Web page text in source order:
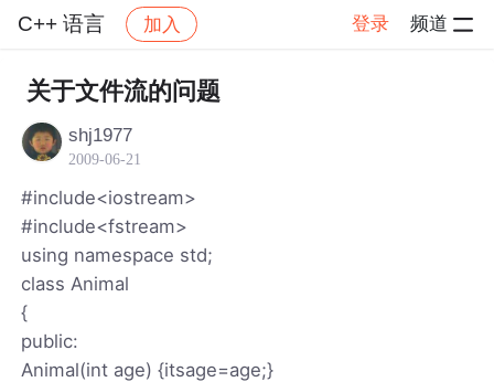
C++ 语言 加入 登录 频道
社区 C++ 语言 帖子详情
关于文件流的问题
shj1977
2009-06-21
#include<iostream>
#include<fstream>
using namespace std;
class Animal
{
public:
Animal(int age) {itsage=age;}